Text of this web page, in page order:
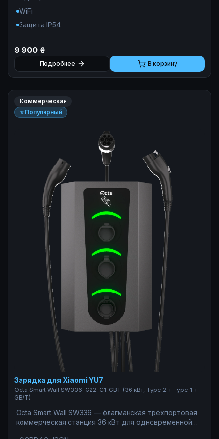
WiFi
Защита IP54
9 900 ₴
Подробнее В корзину
Коммерческая
⭐ Популярный
Зарядка для Xiaomi YU7
Octa Smart Wall SW336-С22-C1-GBT (36 кВт, Type 2 + Type 1 +
GB/T)
Octa Smart Wall SW336 — флагманская трёхпортовая
коммерческая станция 36 кВт для одновременной